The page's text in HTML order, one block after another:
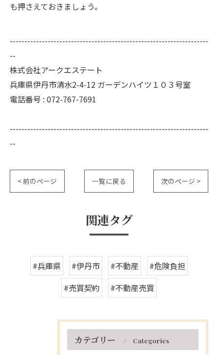
も押さえておきましょう。
--------------------------------------------------------------------
--
株式会社アークエステート
兵庫県伊丹市清水2-4-12 ガーデンハイツ１０３号室
電話番号 : 072-767-7691
--------------------------------------------------------------------
--
< 前のページ 一覧に戻る 次のページ >
関連タグ
#兵庫県 #伊丹市 #不動産
#危険負担
#売買契約
#不動産売買
カテゴリー Categories